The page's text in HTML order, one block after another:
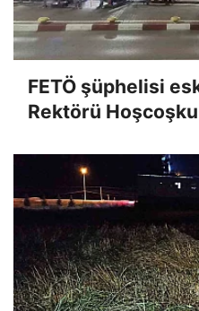
FETÖ şüphelisi
Rektörü